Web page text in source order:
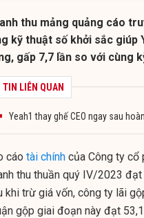
thu mảng quảng cáo
kỹ thuật số khởi sắc giúp
gấp 7,7 lần so với cùng
TIN LIÊN QUAN
Yeah1 thay ghế CEO ngay sau
cáo tài chính của Công ty cổ
thu thuần quý IV/2023
khi trừ giá vốn, công ty lãi
gộp giai đoạn này đạt